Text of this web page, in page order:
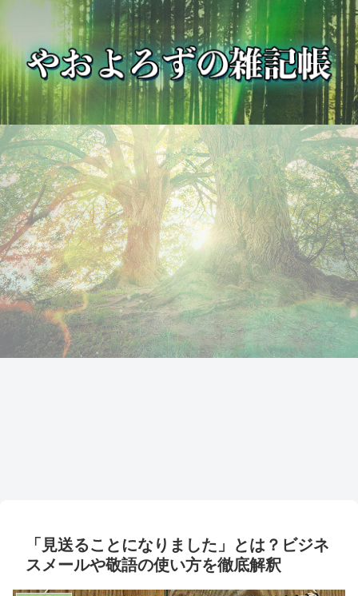
「見送ることになりました」とは？ビジネ
スメールや敬語の使い方を徹底解釈